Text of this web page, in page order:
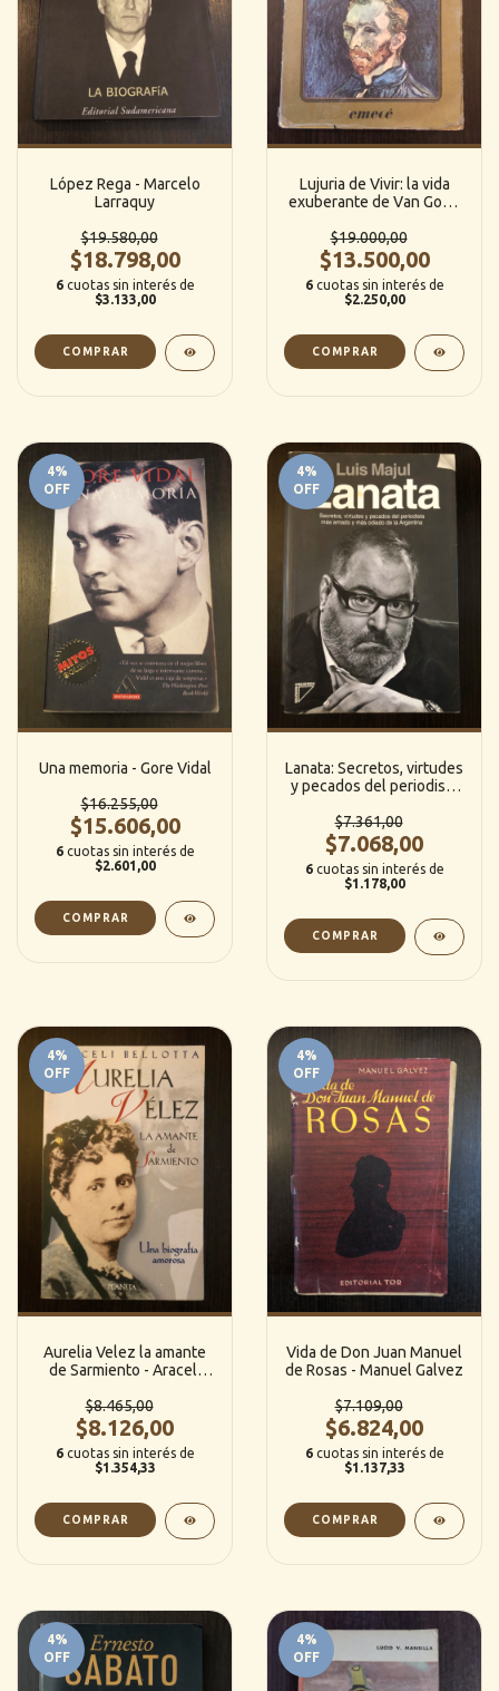
López Rega - Marcelo
Larraquy
$19.580,00
$18.798,00
6 cuotas sin interés de
$3.133,00
Lujuria de Vivir: la vida
exuberante de Van Gogh
$19.000,00
$13.500,00
6 cuotas sin interés de
$2.250,00
4%
OFF
Una memoria - Gore Vidal
$16.255,00
$15.606,00
6 cuotas sin interés de
$2.601,00
4%
OFF
Lanata: Secretos, virtudes
y pecados del periodista
de la Argentina - Luis
Majul (Margen Izquierdo)
$7.361,00
$7.068,00
6 cuotas sin interés de
$1.178,00
4%
OFF
Aurelia Velez la amante
de Sarmiento - Araceli
$8.465,00
$8.126,00
6 cuotas sin interés de
$1.354,33
4%
OFF
Vida de Don Juan Manuel
de Rosas - Manuel Galvez
$7.109,00
$6.824,00
6 cuotas sin interés de
$1.137,33
4%
OFF
4%
OFF